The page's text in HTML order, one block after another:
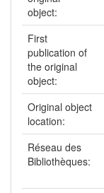
object:
First
publication of
the original
object:
Original object
location:
Réseau des
Bibliothèques: